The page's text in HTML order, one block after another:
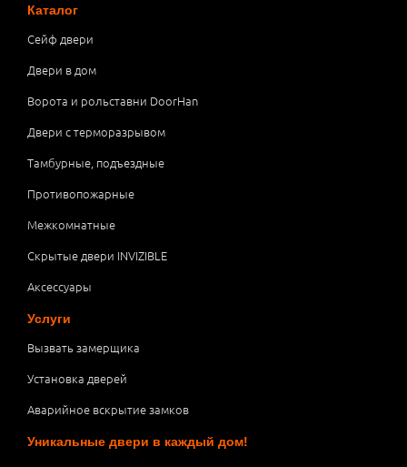
Каталог
Сейф двери
Двери в дом
Ворота и рольставни DoorHan
Двери с терморазрывом
Тамбурные, подъездные
Противопожарные
Межкомнатные
Скрытые двери INVIZIBLE
Аксессуары
Услуги
Вызвать замерщика
Установка дверей
Аварийное вскрытие замков
Уникальные двери в каждый дом!